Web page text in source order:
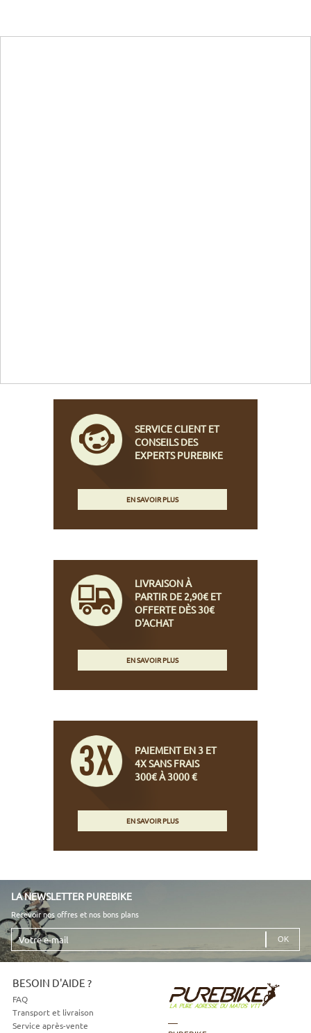
SERVICE CLIENT ET
CONSEILS DES
EXPERTS PUREBIKE
EN SAVOIR PLUS
LIVRAISON À
PARTIR DE 2,90€ ET
OFFERTE DÈS 30€
D'ACHAT
EN SAVOIR PLUS
PAIEMENT EN 3 ET
4X SANS FRAIS
300€ À 3000 €
EN SAVOIR PLUS
LA NEWSLETTER PUREBIKE
Recevoir nos offres et nos bons plans
Votre
e-
mail
BESOIN D'AIDE ?
FAQ
Transport et livraison
Service après-vente